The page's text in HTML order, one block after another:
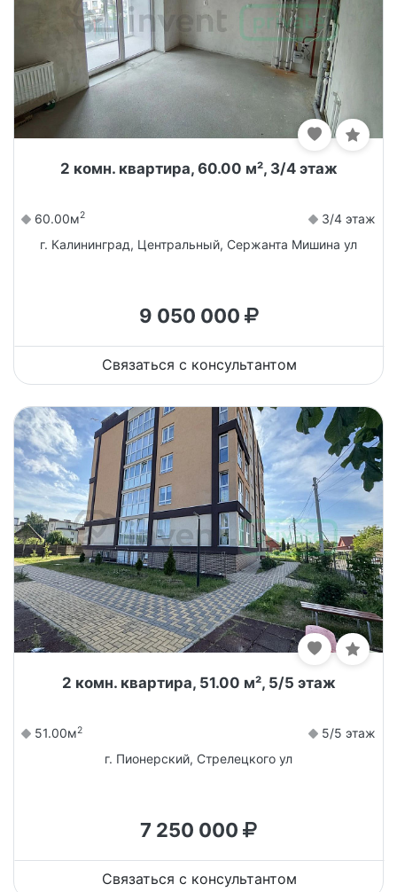
2 комн. квартира, 60.00 м², 3/4 этаж
60.00м2
3/4 этаж
г. Калининград, Центральный, Сержанта Мишина ул
9 050 000
Связаться с консультантом
2 комн. квартира, 51.00 м², 5/5 этаж
51.00м2
5/5 этаж
г. Пионерский, Стрелецкого ул
7 250 000
Связаться с консультантом